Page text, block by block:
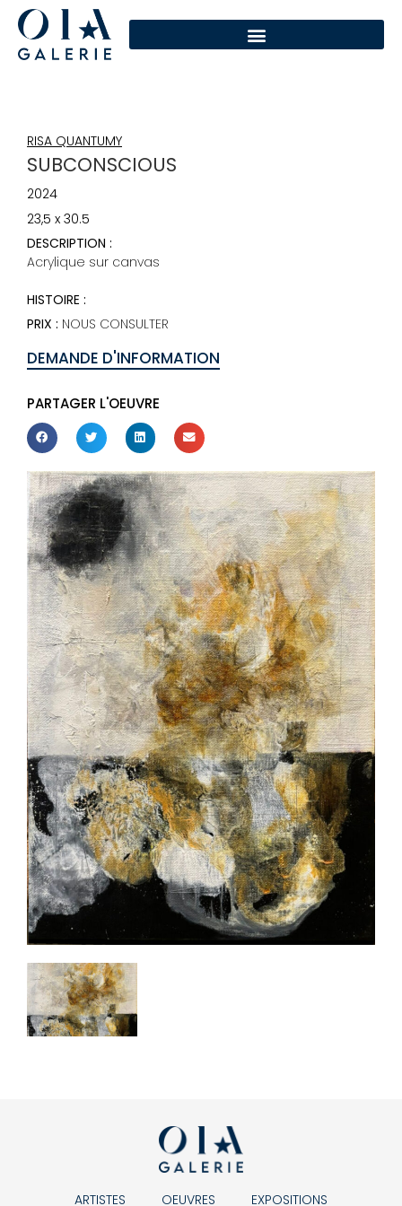
RISA QUANTUMY
SUBCONSCIOUS
2024
23,5 x 30.5
DESCRIPTION :
Acrylique sur canvas
HISTOIRE :
PRIX : NOUS CONSULTER
DEMANDE D'INFORMATION
PARTAGER L'OEUVRE
ARTISTES OEUVRES EXPOSITIONS